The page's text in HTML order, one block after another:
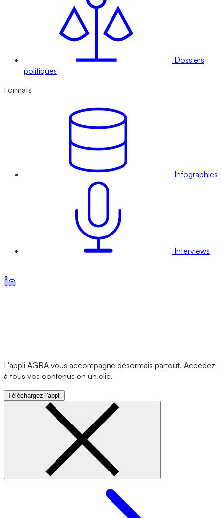
Dossiers
politiques
Formats
Infographies
Interviews
L'appli AGRA vous accompagne désormais partout. Accédez
à tous vos contenus en un clic.
Téléchargez l'appli